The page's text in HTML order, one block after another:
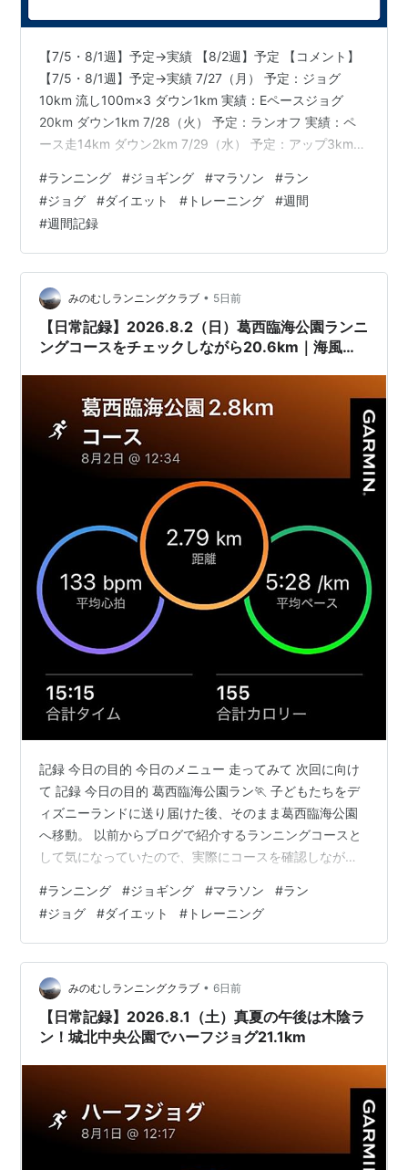
【7/5・8/1週】予定→実績 【8/2週】予定 【コメント】
【7/5・8/1週】予定→実績 7/27（月） 予定：ジョグ
10km 流し100m×3 ダウン1km 実績：Eペースジョグ
20km ダウン1km 7/28（火） 予定：ランオフ 実績：ペ
ース走14km ダウン2km 7/29（水） 予定：アップ3km
ダウン5km 7/30（木） 予定：ジョグ10km 流し100m×3
ダウン1km 実績：Eペースジョグ10km 7/31（金） 予
定：ジョグ10km 流し100m×3 ダウン1km 実績：ランオ
フ 8/1（土） 予定…
#ランニング #ジョギング #マラソン #ラン
#ジョグ #ダイエット # トレーニング #週間
#週間記録
みのむしランニングクラブ • 5日前
【日常記録】2026.8.2（日）葛西臨海公園ランニ
ングコースをチェックしながら20.6km｜海風が
記録 今日の目的 今日のメニュー 走ってみて 次回に向け
て 記録 今日の目的 葛西臨海公園ラン🏃 子どもたちをデ
ィズニーランドに送り届けた後、そのまま葛西臨海公園
へ移動。 以前からブログで紹介するランニングコースと
して気になっていたので、実際にコースを確認しなが
た。 今日のメニュー メニュー内容：葛西臨海公園ラン
距離：合計20.6km コース：葛西臨海公園 走ってみて 走
り始めたのは昼過ぎだったため、気温が高く暑さとの戦
いでした。 それでも木陰の多いエリアを中心に走り、適
度に給水を取りながら無理のないペースで進みました。
海沿いでは東京湾…
#ランニング #ジョギング #マラソン #ラン
#ジョグ #ダイエット # トレーニング
みのむしランニングクラブ • 6日前
【日常記録】2026.8.1（土）真夏の午後は木陰ラ
ン！城北中央公園でハーフジョグ21.1km